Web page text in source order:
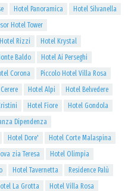
Hotel Panoramica
Hotel Silvanella
Hotel Tower
Rizzi
Hotel Krystal
Baldo
Hotel Ai Perseghi
Corona
Piccolo Hotel Villa Rosa
Hotel Alpi
Hotel Belvedere
Hotel Fiore
Hotel Gondola
Dipendenza
Hotel Dore'
Hotel Corte Malaspina
zia Teresa
Hotel Olimpia
Hotel Tavernetta
Residence Palù
La Grotta
Hotel Villa Rosa